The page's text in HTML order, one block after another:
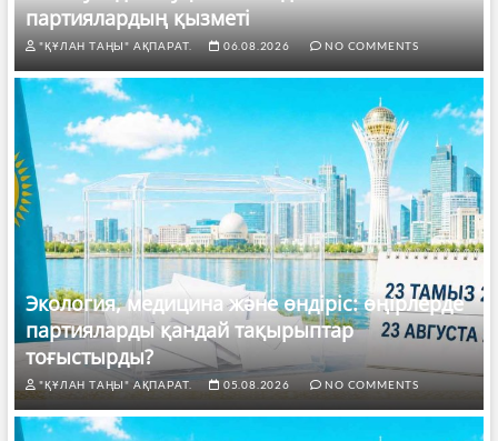
партиялардың қызметі
"ҚҰЛАН ТАҢЫ" АҚПАРАТ. 06.08.2026 NO COMMENTS
Экология, медицина және өндіріс: өңірлерде
партияларды қандай тақырыптар
тоғыстырды?
"ҚҰЛАН ТАҢЫ" АҚПАРАТ. 05.08.2026 NO COMMENTS